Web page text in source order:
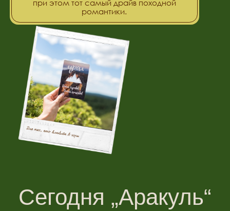
1
КОМФОРТ В ДИКИХ УСЛОВИЯХ
120 спальных мест и современные залы у подножия
2
СОБЫТИЯ СО СМЫСЛОМ
Cотни проведенных ретритов, свадеб и фестивалей.
Команда, которая влюблена в Урал и знает, как сделать ваш
отдых настоящим.